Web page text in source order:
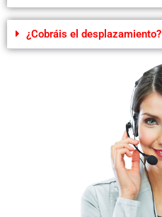
¿Cobráis el desplazamiento?